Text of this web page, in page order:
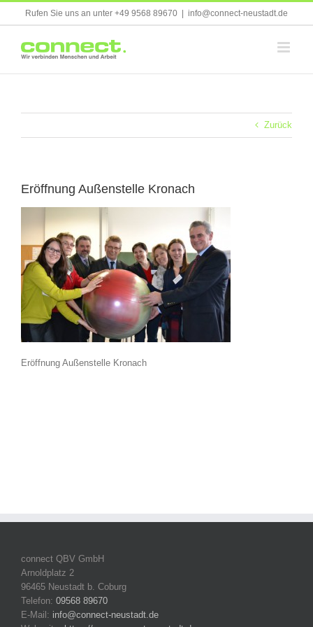
Rufen Sie uns an unter +49 9568 89670 info@connect-neustadt.de
Zurück
Eröffnung Außenstelle Kronach
Eröffnung Außenstelle Kronach
connect QBV GmbH
Arnoldplatz 2
96465 Neustadt b. Coburg
Telefon: 09568 89670
E-Mail: info@connect-neustadt.de